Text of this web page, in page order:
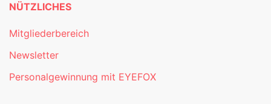
NÜTZLICHES
Mitgliederbereich
Newsletter
Personalgewinnung mit EYEFOX